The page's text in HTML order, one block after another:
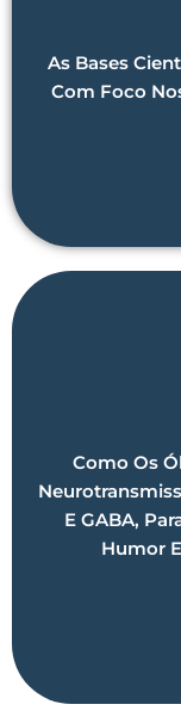
As Bases
Com Foco
Como Os
E GABA,
Humor